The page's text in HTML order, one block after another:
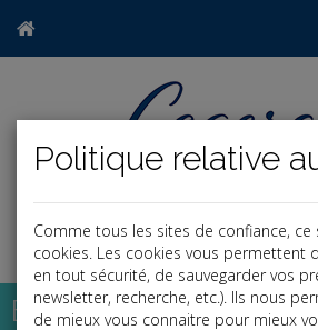
Base documentaire
Comme tous les sites de confiance, ce
cookies. Les cookies vous permettent
en tout sécurité, de sauvegarder vos
newsletter, recherche, etc.). Ils nous
de mieux vous connaitre pour mieux